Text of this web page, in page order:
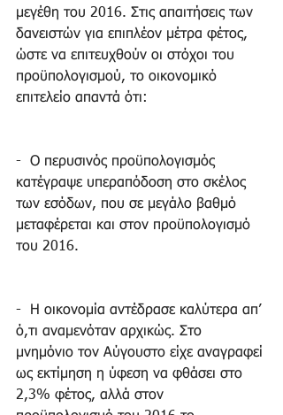
μεγέθη του 2016. Στις απαιτήσεις των
δανειστών για επιπλέον μέτρα φέτος,
ώστε να επιτευχθούν οι στόχοι του
προϋπολογισμού, το οικονομικό
επιτελείο απαντά ότι:
-  Ο περυσινός προϋπολογισμός
κατέγραψε υπεραπόδοση στο σκέλος
των εσόδων, που σε μεγάλο βαθμό
μεταφέρεται και στον προϋπολογισμό
του 2016.
-  Η οικονομία αντέδρασε καλύτερα απ’
ό,τι αναμενόταν αρχικώς. Στο
μνημόνιο τον Αύγουστο είχε αναγραφεί
ως εκτίμηση η ύφεση να φθάσει στο
2,3% φέτος, αλλά στον